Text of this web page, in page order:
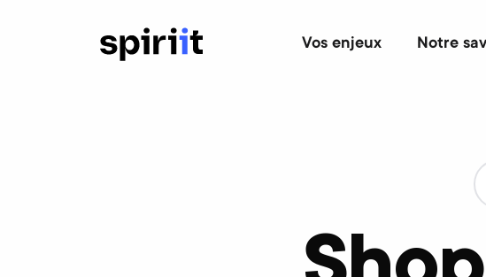
Vos enjeux Notre